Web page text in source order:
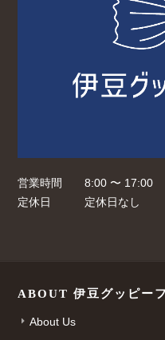
営業時間
8:00 〜 17:00
定休日
定休日なし
ABOUT 伊豆グッピー
About Us